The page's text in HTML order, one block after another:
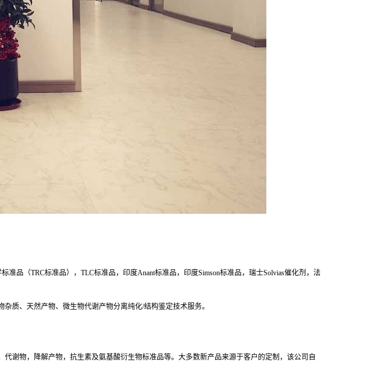
品（TRC标准品），TLC标准品，印度Anant标准品，印度Simson标准品，瑞士Solvias催化剂，法
质、天然产物、微生物代谢产物分离纯化/结构鉴定技术服务。
谢物，降解产物，抗生素及氨基酸衍生物标准品等。大多数新产品来源于客户的定制，该公司自